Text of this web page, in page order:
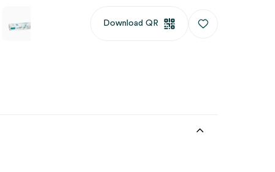
Download QR